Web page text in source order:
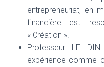
entrepreneuriat, en
financière est
« Création ».
Professeur LE
expérience comme